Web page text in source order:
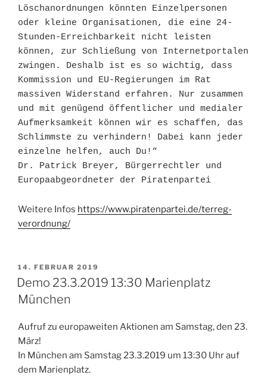
Löschanordnungen könnten Einzelpersonen
oder kleine Organisationen, die eine 24-
Stunden-Erreichbarkeit nicht leisten
können, zur Schließung von Internetportalen
zwingen. Deshalb ist es so wichtig, dass
Kommission und EU-Regierungen im Rat
massiven Widerstand erfahren. Nur zusammen
und mit genügend öffentlicher und medialer
Aufmerksamkeit können wir es schaffen, das
Schlimmste zu verhindern! Dabei kann jeder
einzelne helfen, auch Du!“
Dr. Patrick Breyer, Bürgerrechtler und
Europaabgeordneter der Piratenpartei
Weitere Infos https://www.piratenpartei.de/terreg-
verordnung/
VERÖFFENTLICHT
AM
14. FEBRUAR 2019
Demo 23.3.2019 13:30 Marienplatz
München
Aufruf zu europaweiten Aktionen am Samstag, den 23.
März!
In München am Samstag 23.3.2019 um 13:30 Uhr auf
dem Marienplatz.